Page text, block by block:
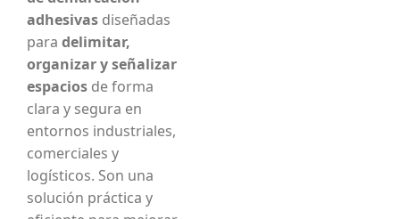
adhesivas diseñadas
para delimitar,
organizar y señalizar
espacios de forma
clara y segura en
entornos industriales,
comerciales y
logísticos. Son una
solución práctica y